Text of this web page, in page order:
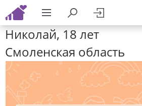
Николай, 18 лет
Смоленская область